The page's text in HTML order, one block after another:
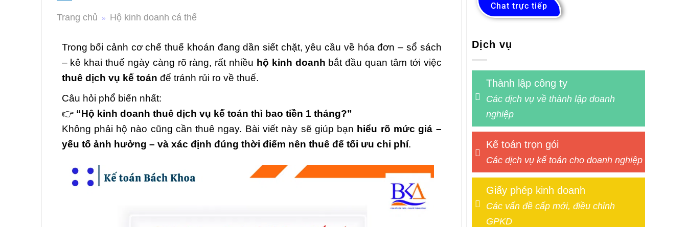
Trang chủ » Hộ kinh doanh cá thể
Trong bối cảnh cơ chế thuế khoán đang dần siết chặt, yêu cầu về hóa đơn – sổ sách
– kê khai thuế ngày càng rõ ràng, rất nhiều hộ kinh doanh bắt đầu quan tâm tới việc
thuê dịch vụ kế toán để tránh rủi ro về thuế.
Câu hỏi phổ biến nhất:
👉 “Hộ kinh doanh thuê dịch vụ kế toán thì bao tiền 1 tháng?”
Không phải hộ nào cũng cần thuê ngay. Bài viết này sẽ giúp bạn hiểu rõ mức giá –
yếu tố ảnh hưởng – và xác định đúng thời điểm nên thuê để tối ưu chi phí.
Chat trực tiếp
Dịch vụ
Thành lập công ty
Các dịch vụ về thành lập doanh
nghiệp
Kế toán trọn gói
Các dịch vụ kế toán cho doanh nghiệp
Giấy phép kinh doanh
Các vấn đề cấp mới, điều chỉnh
GPKD